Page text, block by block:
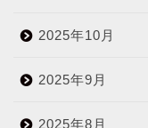
2025年10月
2025年9月
2025年8月